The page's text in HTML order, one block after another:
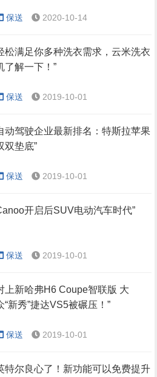
保送 2020-10-14
松满足你多种洗衣需求，云米洗衣
了解一下！”
保送 2019-10-01
动驾驶企业最新排名：特斯拉苹果
双垫底”
保送 2019-10-01
开启后SUV电动汽车时代”
保送 2019-10-01
上新哈弗H6 Coupe智联版 大
“新秀”捷达VS5被碾压！”
保送 2019-10-01
特尔良心了！新功能可以免费提升